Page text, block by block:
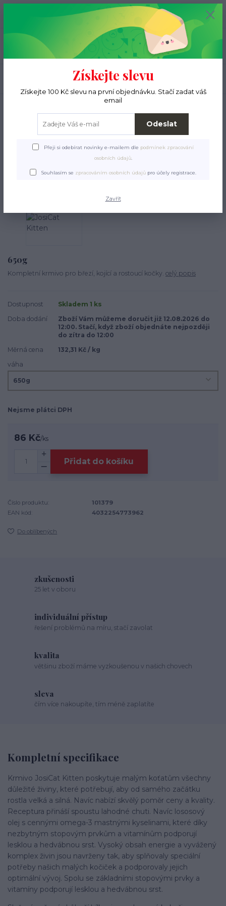
Menu
(Po-Pá, 9-15 hod.)
0 ks
0 Kč
Krmení a pamlsky Granulky
Kitten
JosiCat Kitten
650g
Kompletní krmivo pro březí, kojící a rostoucí kočky. celý popis
Dostupnost
Skladem 1 ks
Doba dodání
Zboží Vám můžeme doručit již 12.08.2026 do
12:00. Stačí, když zboží objednáte nejpozději
do zítra do 12:00
Měrná cena
132,31 Kč / kg
váha
Nejsme plátci DPH
86 Kč/ks
Přidat do košíku
Číslo produktu:
101379
EAN kód:
4032254773962
Do oblíbených
zkušenosti
25 let v oboru
individuální přístup
řešení problémů na míru, stačí zavolat
kvalita
většinu zboží máme vyzkoušenou v našich chovech
sleva
čím více nakoupíte, tím méně zaplatíte
Kompletní specifikace
Krmivo JosiCat Kitten poskytuje malým koťatům všechny
důležité živiny, které potřebují, aby od samého začátku
rostla velká a silná. Navíc nabízí skvělý poměr ceny a kvality.
Receptura přináší spoustu lahodné chuti. Navíc lososový
olej s cennými omega-3 mastnými kyselinami, které díky
nezbytným stopovým prvkům a vitamínům podporují
lesklou a hedvábnou srst. Vysoký obsah energie a vyvážený
komplex živin jsou navrženy tak, aby splňovaly speciální
potřeby našich malých kočiček a podporovaly jejich
optimální vývoj. Spolu se základními stopovými prvky a
vitamíny podporují lesklou a hedvábnou srst.
Získejte slevu
Získejte 100 Kč slevu na první objednávku. Stačí zadat váš
email
Odeslat
Přeji si odebírat novinky e-mailem dle podmínek zpracování
osobních údajů.
Souhlasím se zpracováním osobních údajů pro účely registrace.
Zavřít